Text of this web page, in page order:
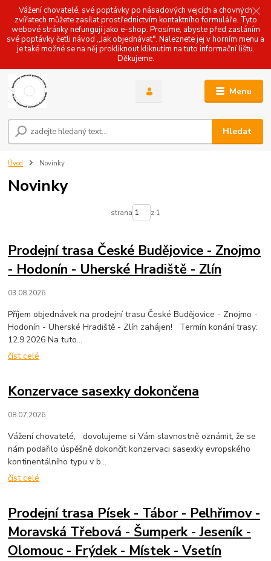
Vážení chovatelé, své poptávky po násadových vejcích a chovných
zvířatech můžete zasílat prostřednictvím kontaktního formuláře. Tyto
webové stránky nefungují jako e-shop. Prosíme, abyste před zasláním
své poptávky četli návod ,,Jak objednávat". Naleznete jej v horním menu a
je také možné se na něj prokliknout kliknutím na tuto informační lištu.
Děkujeme.
Menu
Hledat
Úvod Novinky
Novinky
strana z 1
Prodejní trasa České Budějovice - Znojmo
- Hodonín - Uherské Hradiště - Zlín
03.08.2026
Příjem objednávek na prodejní trasu České Budějovice - Znojmo -
Hodonín - Uherské Hradiště - Zlín zahájen! Termín konání trasy:
12.9.2026 Na tuto...
číst celé
Konzervace sasexky dokončena
08.07.2026
Vážení chovatelé, dovolujeme si Vám slavnostně oznámit, že se
nám podařilo úspěšně dokončit konzervaci sasexky evropského
kontinentálního typu v b...
číst celé
Prodejní trasa Písek - Tábor - Pelhřimov -
Moravská Třebová - Šumperk - Jeseník -
Olomouc - Frýdek - Místek - Vsetín